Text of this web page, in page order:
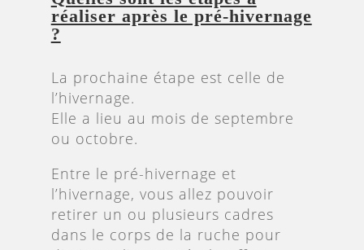
réaliser après le pré-hivernage
?
La prochaine étape est celle de
l’hivernage.
Elle a lieu au mois de septembre
ou octobre.
Entre le pré-hivernage et
l’hivernage, vous allez pouvoir
retirer un ou plusieurs cadres
dans le corps de la ruche pour